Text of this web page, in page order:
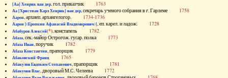
[Аа] Хенрик ван дер, гол. приказчик 1763
Аа [Христиан Карл Хенрик] ван дер, секретарь ученого собрания в г. Гарлеме 1758
Аарон, архиеп. архангелогор. 1734-1736
Аарон [(Еропкин Афанасий Владимирович)], еп. карел. и ладож. 1728
Абабуров Алексей(*), констапель 1782
Абаза, сек.-майор Острогож. гусар. полка 1773
Абаза Иван, поручик 1782
Абаза Константин, прапорщик 1779
Абаковский Франц 1765
Абакулов Евдоким Степанович, прапорщик 1781
Абакумов Влас, дворовый М.С. Челеева 1772